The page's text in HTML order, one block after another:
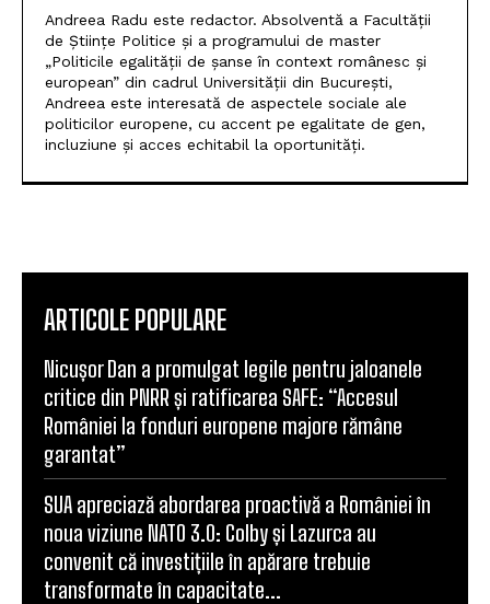
Andreea Radu este redactor. Absolventă a Facultății
de Științe Politice și a programului de master
„Politicile egalității de șanse în context românesc și
european” din cadrul Universității din București,
Andreea este interesată de aspectele sociale ale
politicilor europene, cu accent pe egalitate de gen,
incluziune și acces echitabil la oportunități.
ARTICOLE POPULARE
Nicușor Dan a promulgat legile pentru jaloanele
critice din PNRR și ratificarea SAFE: “Accesul
României la fonduri europene majore rămâne
garantat”
SUA apreciază abordarea proactivă a României în
noua viziune NATO 3.0: Colby și Lazurca au
convenit că investițiile în apărare trebuie
transformate în capacitate...